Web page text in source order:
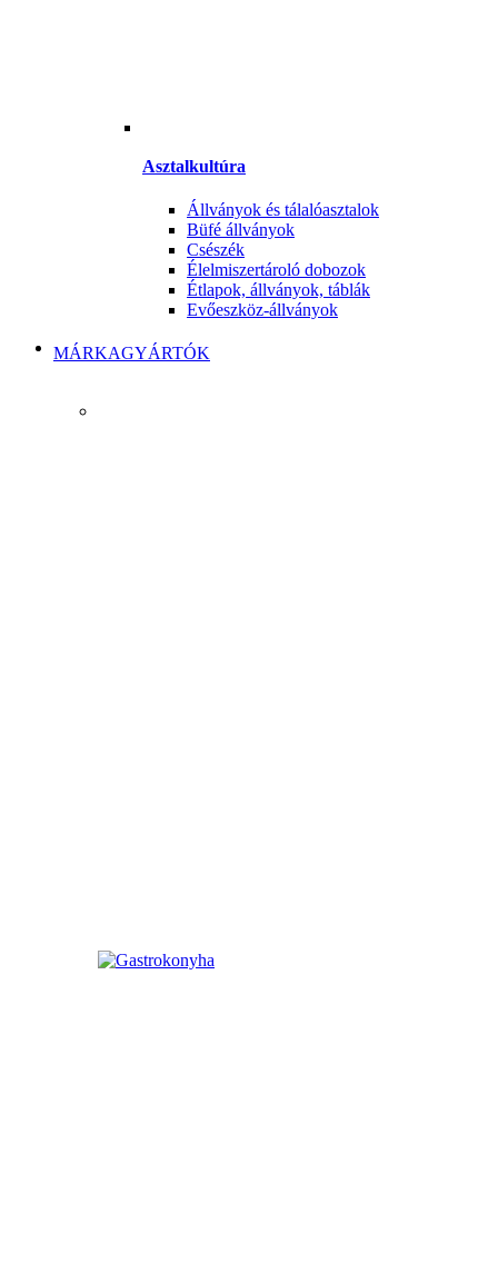
Asztalkultúra
Állványok és tálalóasztalok
Büfé állványok
Csészék
Élelmiszertároló dobozok
Étlapok, állványok, táblák
Evőeszköz-állványok
MÁRKAGYÁRTÓK